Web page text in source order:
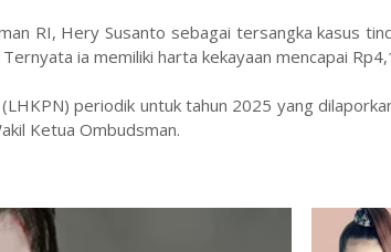
RI, Hery Susanto sebagai tersangka kasus
ia memiliki harta kekayaan mencapai
periodik untuk tahun 2025 yang
Ketua Ombudsman.